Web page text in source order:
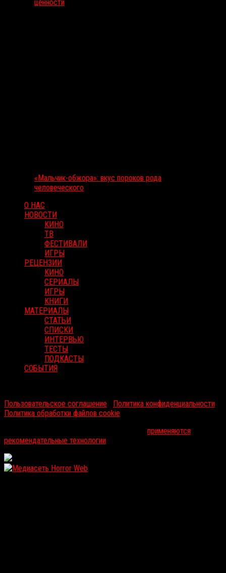
ценности
«Мальчик-обжора»: вкус пороков рода
человеческого
О НАС
НОВОСТИ
КИНО
ТВ
ФЕСТИВАЛИ
ИГРЫ
РЕЦЕНЗИИ
КИНО
СЕРИАЛЫ
ИГРЫ
КНИГИ
МАТЕРИАЛЫ
СТАТЬИ
СПИСКИ
ИНТЕРВЬЮ
ТЕСТЫ
ПОДКАСТЫ
СОБЫТИЯ
Пользовательское соглашение
Политика конфиденциальности
Политика обработки файлов cookie
применяются
рекомендательные технологии